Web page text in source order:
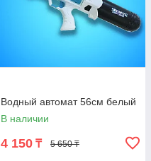
Водный автомат 56см белый
В наличии
4 150 ₸ 5 650 ₸